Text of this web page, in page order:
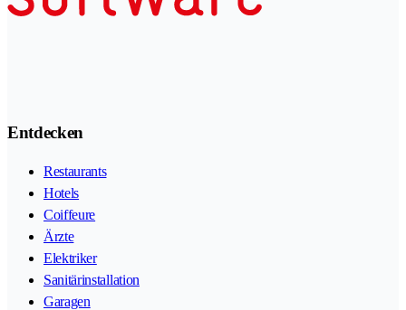
Entdecken
Restaurants
Hotels
Coiffeure
Ärzte
Elektriker
Sanitärinstallation
Garagen